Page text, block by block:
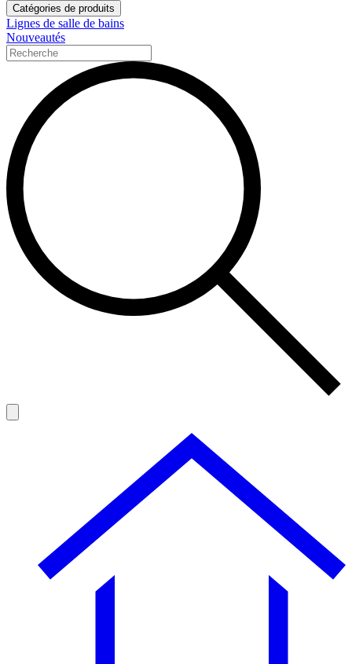
Catégories de produits
Lignes de salle de bains
Nouveautés